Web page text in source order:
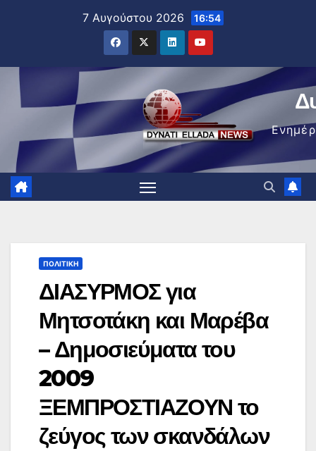
7 Αυγούστου 2026 16:54
ΠΟΛΙΤΙΚΉ
ΔΙΑΣΥΡΜΟΣ για
Μητσοτάκη και Μαρέβα
– Δημοσιεύματα του
2009
ΞΕΜΠΡΟΣΤΙΑΖΟΥΝ το
ζεύγος των σκανδάλων